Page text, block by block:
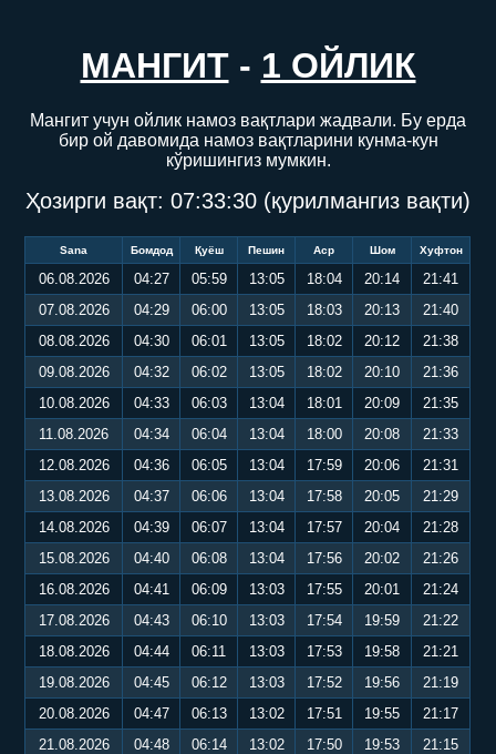
МАНГИТ- 1 ОЙЛИК
Мангит учун ойлик намоз вақтлари жадвали. Бу ерда
бир ой давомида намоз вақтларини кунма-кун
кўришингиз мумкин.
Ҳозирги вақт: 07:33:31 (қурилмангиз вақти)
Sana Бомдод Қуёш Пешин Аср Шом Хуфтон
06.08.2026 04:27 05:59 13:05 18:04 20:14
21:41
07.08.2026
04:29 06:00 13:05 18:03 20:13
21:40
08.08.2026
04:30 06:01 13:05 18:02 20:12
21:38
09.08.2026
04:32 06:02 13:05 18:02 20:10
21:36
10.08.2026
04:33 06:03 13:04 18:01 20:09
21:35
11.08.2026
04:34 06:04 13:04 18:00 20:08
21:33
12.08.2026
04:36 06:05 13:04 17:59 20:06
21:31
13.08.2026
04:37 06:06 13:04 17:58 20:05
21:29
14.08.2026
04:39 06:07 13:04 17:57 20:04
21:28
15.08.2026
04:40 06:08 13:04 17:56 20:02
21:26
16.08.2026
04:41 06:09 13:03 17:55 20:01
21:24
17.08.2026
04:43 06:10 13:03 17:54 19:59
21:22
18.08.2026
04:44 06:11 13:03 17:53 19:58
21:21
19.08.2026
04:45 06:12 13:03 17:52 19:56
21:19
20.08.2026
04:47 06:13 13:02 17:51 19:55
21:17
21.08.2026
04:48 06:14 13:02 17:50 19:53
21:15